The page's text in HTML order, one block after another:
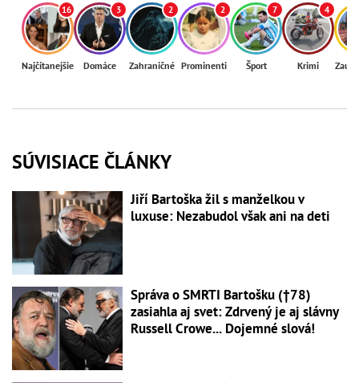
16
Najčítanejšie
3
Domáce
2
Zahraničné
2
Prominenti
7
Šport
4
Krimi
SÚVISIACE ČLÁNKY
Jiří Bartoška žil s manželkou v
luxuse: Nezabudol však ani na deti
Správa o SMRTI Bartošku (†78)
zasiahla aj svet: Zdrvený je aj slávny
Russell Crowe... Dojemné slová!